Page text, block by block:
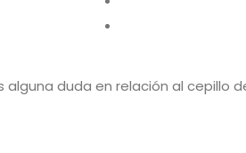
muy útil que damos siempre
de estación (Primavera, Verano,
alguna duda en relación al cepillo